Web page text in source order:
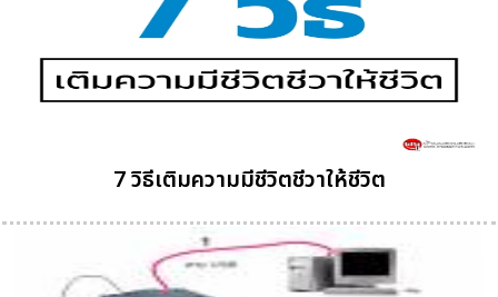
7 วิธีเติมความมีชีวิตชีวาให้ชีวิต